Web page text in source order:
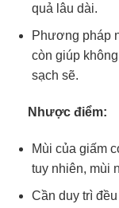
quả lâu dài.
Phương pháp
còn giúp
sạch sẽ.
Nhược điểm:
Mùi của giấm
tuy nhiên, mùi
Cần duy trì